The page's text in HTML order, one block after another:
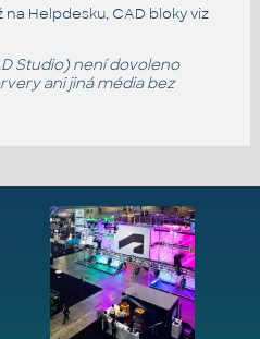
na Helpdesku, CAD bloky viz
Studio) není dovoleno
ani jiná média bez